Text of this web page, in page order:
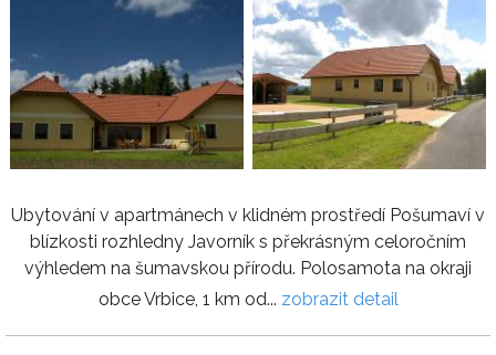
Ubytování v apartmánech v klidném prostředí Pošumaví v
blízkosti rozhledny Javorník s překrásným celoročním
výhledem na šumavskou přírodu. Polosamota na okraji
obce Vrbice, 1 km od... zobrazit detail